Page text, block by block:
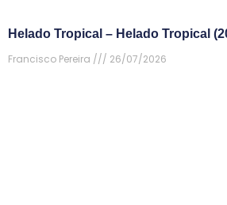
Helado Tropical – Helado Tropical
Francisco Pereira
26/07/2026